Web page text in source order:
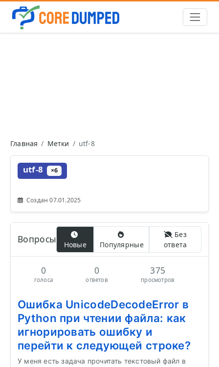
Главная Метки utf-8
utf-8 ×6
Создан 07.01.2025
Вопросы Новые Популярные
Без
ответа
0
голоса
0
ответов
375
просмотров
Ошибка UnicodeDecodeError в
Python при чтении файла: как
игнорировать ошибку и
перейти к следующей строке?
У меня есть задача прочитать текстовый файл в